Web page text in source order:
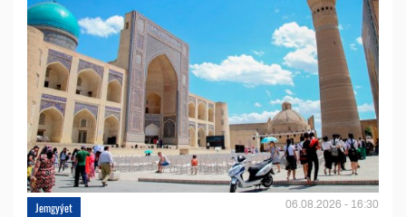
Jemgyýet 06.08.2026 - 16:30